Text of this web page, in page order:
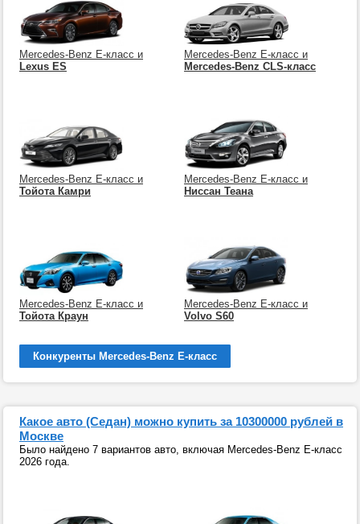
Mercedes-Benz E-класс и
Lexus ES
Mercedes-Benz E-класс и
Mercedes-Benz CLS-класс
Mercedes-Benz E-класс и
Тойота Камри
Mercedes-Benz E-класс и
Ниссан Теана
Mercedes-Benz E-класс и
Тойота Краун
Mercedes-Benz E-класс и
Volvo S60
Конкуренты Mercedes-Benz E-класс
Какое авто (Седан) можно купить за 10300000 рублей в
Москве
Было найдено 7 вариантов авто, включая Mercedes-Benz E-класс
2026 года.